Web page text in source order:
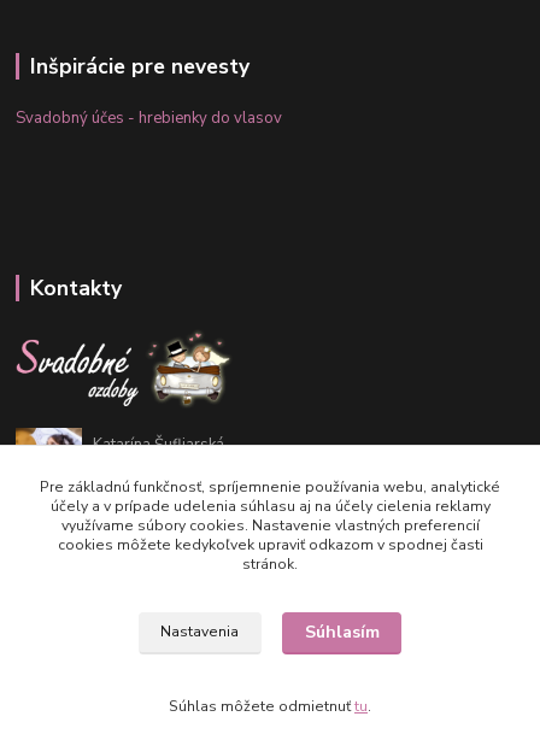
Inšpirácie pre nevesty
Svadobný účes - hrebienky do vlasov
Kontakty
Katarína Šufliarská
info@svadobne-ozdoby.sk
2017 - 2023 Svadobne-ozdoby.sk
Pre základnú funkčnosť, spríjemnenie používania webu, analytické
účely a v prípade udelenia súhlasu aj na účely cielenia reklamy
využívame súbory cookies. Nastavenie vlastných preferencií
cookies môžete kedykoľvek upraviť odkazom v spodnej časti
stránok.
Nastavenia Súhlasím
Súhlas môžete odmietnuťtu.